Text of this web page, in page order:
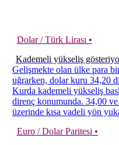
Dolar / Türk Lirası •
Kademeli yükseliş
Gelişmekte olan ülke para
uğrarken, dolar kuru 34,20
Kurda kademeli yükseliş
direnç konumunda. 34,00
üzerinde kısa vadeli yön
Euro / Dolar Paritesi •